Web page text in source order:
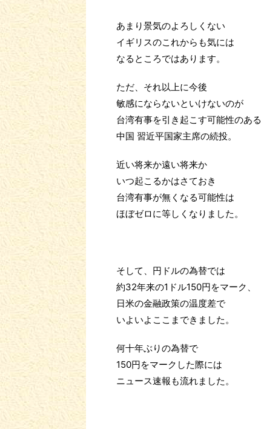
あまり景気のよろしくない
イギリスのこれからも気には
なるところではあります。
ただ、それ以上に今後
敏感にならないといけないのが
台湾有事を引き起こす可能性のある
中国 習近平国家主席の続投。
近い将来か遠い将来か
いつ起こるかはさておき
台湾有事が無くなる可能性は
ほぼゼロに等しくなりました。
そして、円ドルの為替では
約32年来の1ドル150円をマーク、
日米の金融政策の温度差で
いよいよここまできました。
何十年ぶりの為替で
150円をマークした際には
ニュース速報も流れました。